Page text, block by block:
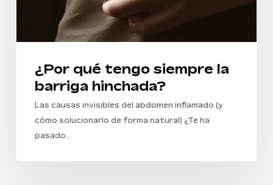
¿Por qué tengo siempre la
barriga hinchada?
Las causas invisibles del abdomen inflamado (y
cómo solucionarlo de forma natural) ¿Te ha
pasado…